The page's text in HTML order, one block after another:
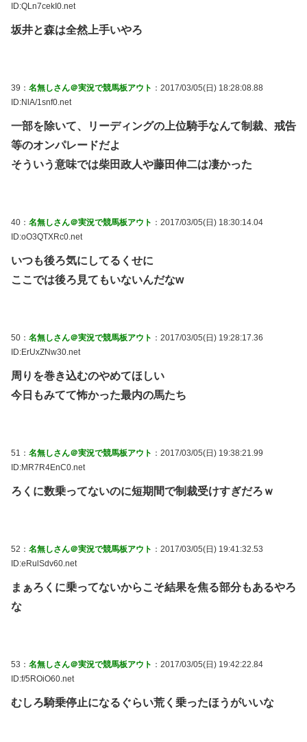
ID:QLn7cekI0.net
坂井と森は全然上手いやろ
39： 名無しさん＠実況で競馬板アウト ：2017/03/05(日) 18:28:08.88
ID:NlA/1snf0.net
一部を除いて、リーディングの上位騎手なんて制裁、戒告
等のオンパレードだよ
そういう意味では柴田政人や藤田伸二は凄かった
40： 名無しさん＠実況で競馬板アウト ：2017/03/05(日) 18:30:14.04
ID:oO3QTXRc0.net
いつも後ろ気にしてるくせに
ここでは後ろ見てもいないんだなw
50： 名無しさん＠実況で競馬板アウト ：2017/03/05(日) 19:28:17.36
ID:ErUxZNw30.net
周りを巻き込むのやめてほしい
今日もみてて怖かった最内の馬たち
51： 名無しさん＠実況で競馬板アウト ：2017/03/05(日) 19:38:21.99
ID:MR7R4EnC0.net
ろくに数乗ってないのに短期間で制裁受けすぎだろｗ
52： 名無しさん＠実況で競馬板アウト ：2017/03/05(日) 19:41:32.53
ID:eRulSdv60.net
まぁろくに乗ってないからこそ結果を焦る部分もあるやろ
な
53： 名無しさん＠実況で競馬板アウト ：2017/03/05(日) 19:42:22.84
ID:f/5ROiO60.net
むしろ騎乗停止になるぐらい荒く乗ったほうがいいな